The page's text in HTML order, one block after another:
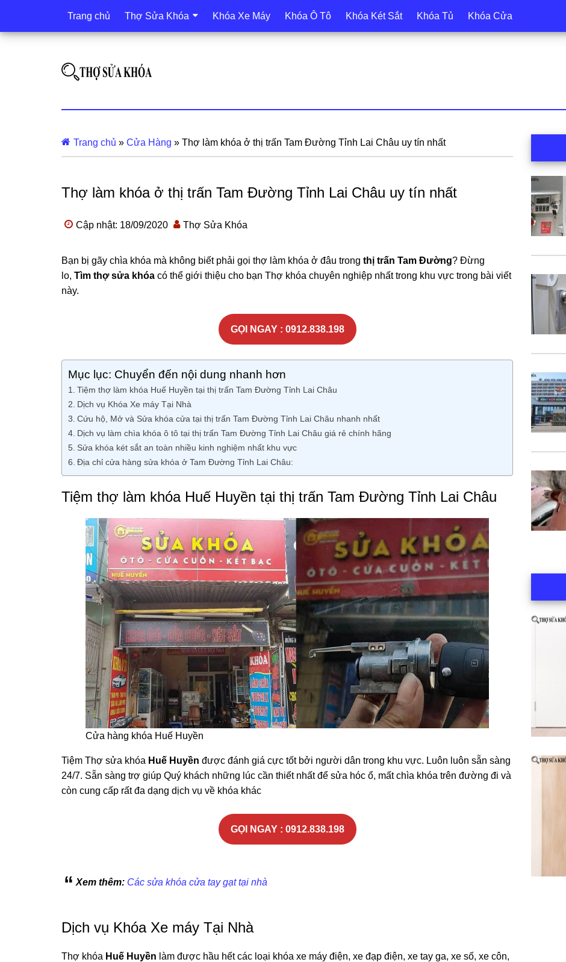
Trang chủ Thợ Sửa Khóa Khóa Xe Máy Khóa Ô Tô Khóa Két Sắt Khóa Tủ Khóa Cửa
Trang chủ » Cửa Hàng » Thợ làm khóa ở thị trấn Tam Đường Tỉnh Lai Châu uy tín nhất
Thợ làm khóa ở thị trấn Tam Đường Tỉnh Lai Châu uy tín nhất
Cập nhật: 18/09/2020 Thợ Sửa Khóa
Bạn bị gãy chìa khóa mà không biết phải gọi thợ làm khóa ở đâu trong thị trấn Tam Đường? Đừng
lo, Tìm thợ sửa khóa có thể giới thiệu cho bạn Thợ khóa chuyên nghiệp nhất trong khu vực trong bài viết
này.
GỌI NGAY : 0912.838.198
Mục lục: Chuyển đến nội dung nhanh hơn
Tiệm thợ làm khóa Huế Huyền tại thị trấn Tam Đường Tỉnh Lai Châu
Dịch vụ Khóa Xe máy Tại Nhà
Cứu hộ, Mở và Sửa khóa cửa tại thị trấn Tam Đường Tỉnh Lai Châu nhanh nhất
Dịch vụ làm chìa khóa ô tô tại thị trấn Tam Đường Tỉnh Lai Châu giá rẻ chính hãng
Sửa khóa két sắt an toàn nhiều kinh nghiệm nhất khu vực
Địa chỉ cửa hàng sửa khóa ở Tam Đường Tỉnh Lai Châu:
Tiệm thợ làm khóa Huế Huyền tại thị trấn Tam Đường Tỉnh Lai Châu
Cửa hàng khóa Huế Huyền
Tiệm Thợ sửa khóa Huế Huyền được đánh giá cực tốt bởi người dân trong khu vực. Luôn luôn sẵn sàng
24/7. Sẵn sàng trợ giúp Quý khách những lúc cần thiết nhất để sửa hóc ổ, mất chìa khóa trên đường đi và
còn cung cấp rất đa dạng dịch vụ về khóa khác
GỌI NGAY : 0912.838.198
Xem thêm: Các sửa khóa cửa tay gạt tại nhà
Dịch vụ Khóa Xe máy Tại Nhà
Thợ khóa Huế Huyền làm được hầu hết các loại khóa xe máy điện, xe đạp điện, xe tay ga, xe số, xe côn,
chính